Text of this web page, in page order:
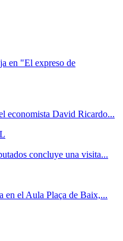
en "El expreso de
economista David Ricardo...
concluye una visita...
en el Aula Plaça de Baix,...